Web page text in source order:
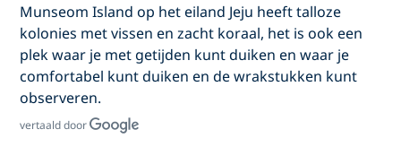
Munseom Island op het eiland Jeju heeft talloze
kolonies met vissen en zacht koraal, het is ook een
plek waar je met getijden kunt duiken en waar je
comfortabel kunt duiken en de wrakstukken kunt
observeren.
vertaald door